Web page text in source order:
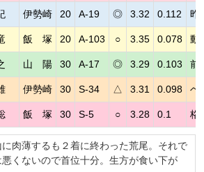
伊勢崎 20 A-19 ◎ 3.32 0.112 昨
飯 塚 20 A-103 ○ 3.35 0.078 動
山 陽 30 A-17 ◎ 3.29 0.103 前
伊勢崎 30 S-34 △ 3.31 0.098 ベ
飯 塚 30 S-5 ○ 3.28 0.1 格
肉薄するも２着に終わった荒尾。それで
くないので首位十分。生方が食い下が